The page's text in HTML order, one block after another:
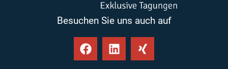
Besuchen Sie uns auch auf